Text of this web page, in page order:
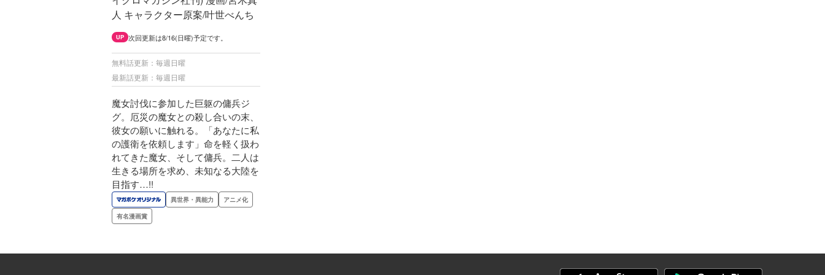
人 キャラクター原案/叶世べんち
UP 次回更新は8/16(日曜)予定です。
無料話更新：毎週日曜
最新話更新：毎週日曜
魔女討伐に参加した巨躯の傭兵ジ
グ。厄災の魔女との殺し合いの末、
彼女の願いに触れる。「あなたに私
の護衛を依頼します」命を軽く扱わ
れてきた魔女、そして傭兵。二人は
生きる場所を求め、未知なる大陸を
目指す…!!
異世界・異能力
アニメ化
有名漫画賞